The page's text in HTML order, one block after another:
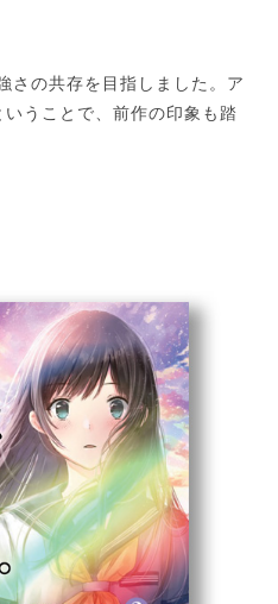
さの共存を目指しました。ア
うことで、前作の印象も踏